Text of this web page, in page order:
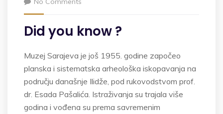
Did you know ?
Muzej Sarajeva je još 1955. godine započeo
planska i sistematska arheološka iskopavanja na
području današnje Ilidže, pod rukovodstvom prof.
dr. Esada Pašalića. Istraživanja su trajala više
godina i vođena su prema savremenim